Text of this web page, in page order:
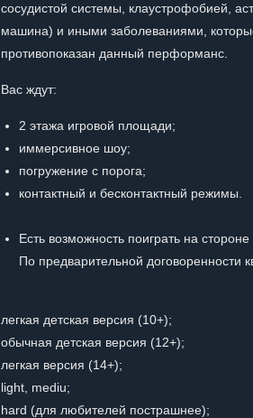
сосудистой системы, клаустрофобией,
машина) и иными заболеваниями,
противопоказан данный перформанс.
Вас ждут:
2 этажа игровой площади;
иммерсивное шоу;
погружение с порога;
контактный и бесконтактный режимы.
Есть возможность поиграть на
По предварительной договоренности
легкая детская версия (10+);
обычная детская версия (12+);
легкая версия (14+);
light, mediu;
hard (для любителей пострашнее);